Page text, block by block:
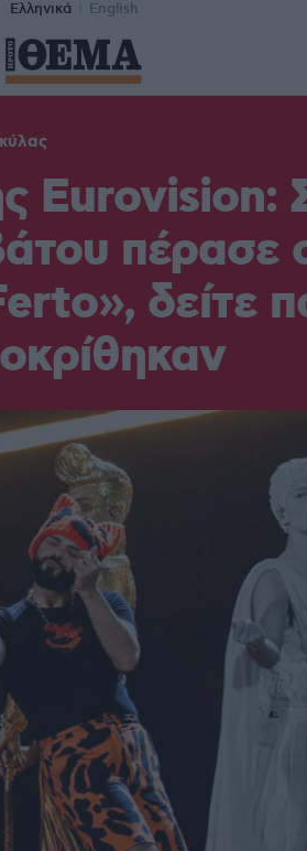
Ελληνικά English
Eurovision:
πέρασε
δείτε